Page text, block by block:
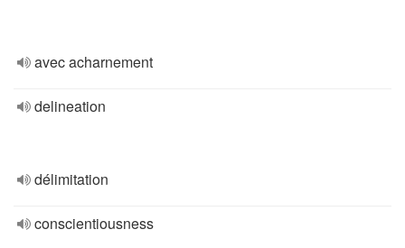
avec acharnement
delineation
délimitation
conscientiousness